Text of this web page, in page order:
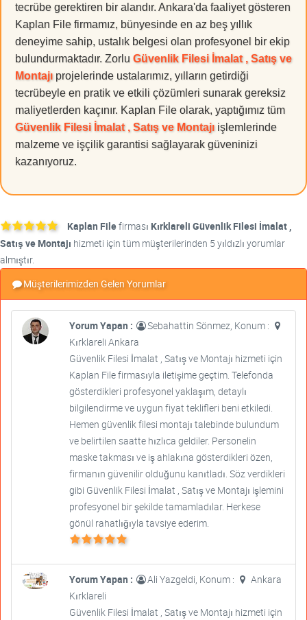
tecrübe gerektiren bir alandır. Ankara'da faaliyet gösteren
Kaplan File firmamız, bünyesinde en az beş yıllık
deneyime sahip, ustalık belgesi olan profesyonel bir ekip
bulundurmaktadır. Zorlu Güvenlik Filesi İmalat , Satış ve
Montajıprojelerinde ustalarımız, yılların getirdiği
tecrübeyle en pratik ve etkili çözümleri sunarak gereksiz
maliyetlerden kaçınır. Kaplan File olarak, yaptığımız tüm
Güvenlik Filesi İmalat , Satış ve Montajıişlemlerinde
malzeme ve işçilik garantisi sağlayarak güveninizi
kazanıyoruz.
Kaplan Filefirması Kırklareli Güvenlik Filesi İmalat ,
Satış ve Montajı hizmeti için tüm müşterilerinden 5 yıldızlı yorumlar
almıştır.
Müşterilerimizden Gelen Yorumlar
Yorum Yapan :
Sebahattin Sönmez, Konum :
Kırklareli Ankara
Güvenlik Filesi İmalat , Satış ve Montajı hizmeti için
Kaplan File firmasıyla iletişime geçtim. Telefonda
gösterdikleri profesyonel yaklaşım, detaylı
bilgilendirme ve uygun fiyat teklifleri beni etkiledi.
Hemen güvenlik filesi montajı talebinde bulundum
ve belirtilen saatte hızlıca geldiler. Personelin
maske takması ve iş ahlakına gösterdikleri özen,
firmanın güvenilir olduğunu kanıtladı. Söz verdikleri
gibi Güvenlik Filesi İmalat , Satış ve Montajı işlemini
profesyonel bir şekilde tamamladılar. Herkese
gönül rahatlığıyla tavsiye ederim.
Yorum Yapan : Ali Yazgeldi, Konum :
Ankara
Kırklareli
Güvenlik Filesi İmalat , Satış ve Montajı hizmeti için